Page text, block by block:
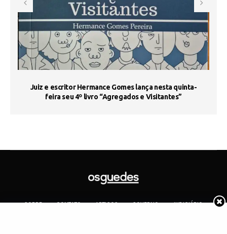
Juiz e escritor Hermance Gomes lança nesta quinta-
feira seu 4º livro “Agregados e Visitantes”
SOBRE CONTATO ARTIGOS GOVERNO
JUDICIÁRIO